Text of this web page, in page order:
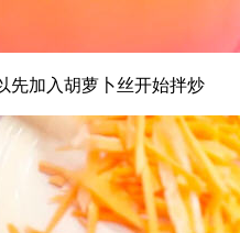
先加入胡萝卜丝开始拌炒